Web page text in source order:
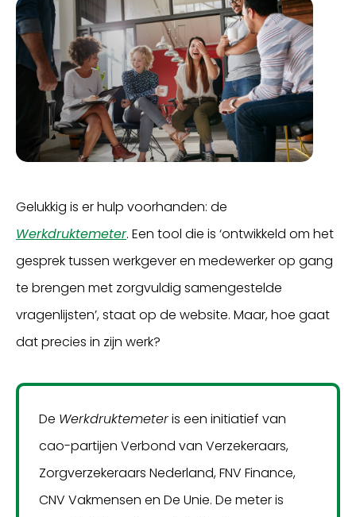
Gelukkig is er hulp voorhanden: de
Werkdruktemeter. Een tool die is ‘ontwikkeld om het
gesprek tussen werkgever en medewerker op gang
te brengen met zorgvuldig samengestelde
vragenlijsten’, staat op de website. Maar, hoe gaat
dat precies in zijn werk?
De Werkdruktemeteris een initiatief van
cao-partijen Verbond van Verzekeraars,
Zorgverzekeraars Nederland, FNV Finance,
CNV Vakmensen en De Unie. De meter is